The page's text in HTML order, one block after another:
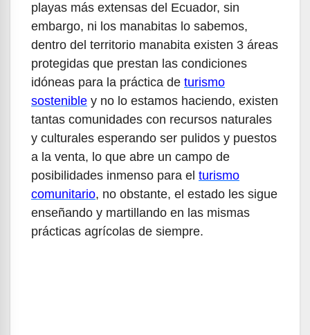
playas más extensas del Ecuador, sin
embargo, ni los manabitas lo sabemos,
dentro del territorio manabita existen 3 áreas
protegidas que prestan las condiciones
idóneas para la práctica de turismo
sostenible y no lo estamos haciendo, existen
tantas comunidades con recursos naturales
y culturales esperando ser pulidos y puestos
a la venta, lo que abre un campo de
posibilidades inmenso para el turismo
comunitario, no obstante, el estado les sigue
enseñando y martillando en las mismas
prácticas agrícolas de siempre.